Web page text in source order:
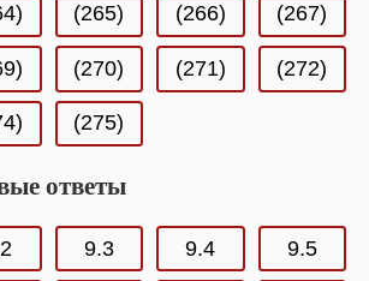
(265) (266) (267)
(270) (271) (272)
(275)
ответы
9.3 9.4 9.5